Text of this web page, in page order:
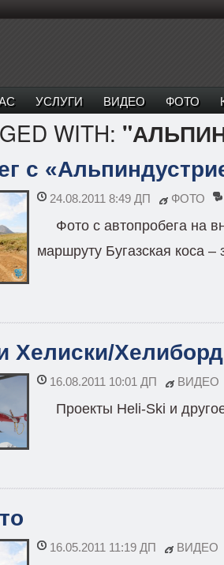
УСЛУГИ ВИДЕО ФОТО
WITH:
с
24.08.2011 8:49 ДП ФОТО
Фото с автопробега на
маршруту Бугазская коса
Хелиски/
16.08.2011 10:01 ДП ВИДЕО
Проекты Heli-Ski и
16.05.2011 11:19 ДП ВИДЕО